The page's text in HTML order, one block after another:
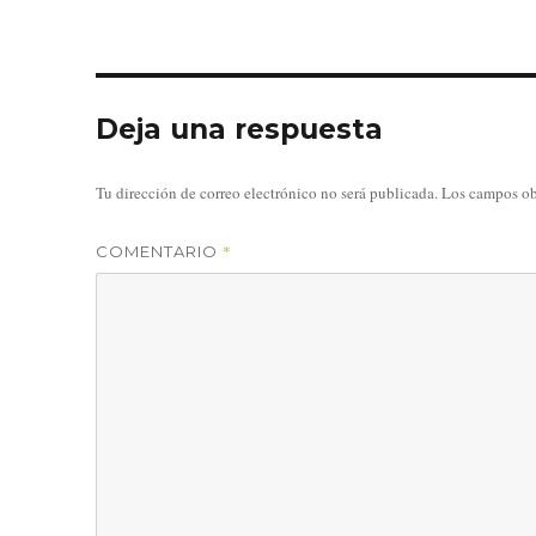
Deja una respuesta
Tu dirección de correo electrónico no será publicada. Los campos
COMENTARIO *